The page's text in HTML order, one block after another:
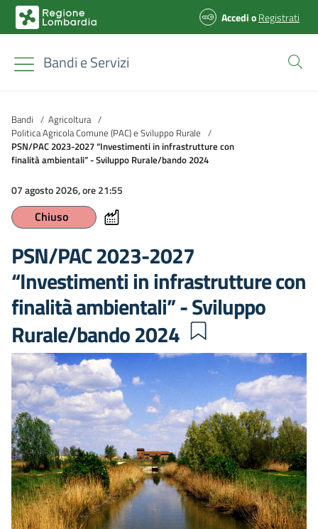
AccedioRegistrati
Bandi e Servizi
Bandi / Agricoltura /
Politica Agricola Comune (PAC) e Sviluppo Rurale /
PSN/PAC 2023-2027 “Investimenti in infrastrutture con
finalità ambientali” - Sviluppo Rurale/bando 2024
07 agosto 2026, ore 21:55
Chiuso
PSN/PAC 2023-2027
“Investimenti in infrastrutture con
finalità ambientali” - Sviluppo
Rurale/bando 2024